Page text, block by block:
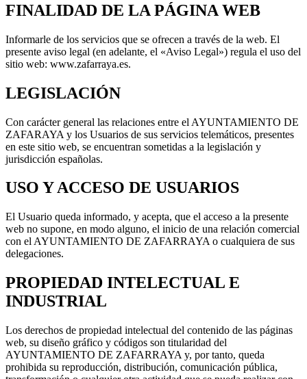
FINALIDAD DE LA PÁGINA WEB
Informarle de los servicios que se ofrecen a través de la web. El
presente aviso legal (en adelante, el «Aviso Legal») regula el uso del
sitio web: www.zafarraya.es.
LEGISLACIÓN
Con carácter general las relaciones entre el AYUNTAMIENTO DE
ZAFARAYA y los Usuarios de sus servicios telemáticos, presentes
en este sitio web, se encuentran sometidas a la legislación y
jurisdicción españolas.
USO Y ACCESO DE USUARIOS
El Usuario queda informado, y acepta, que el acceso a la presente
web no supone, en modo alguno, el inicio de una relación comercial
con el AYUNTAMIENTO DE ZAFARRAYA o cualquiera de sus
delegaciones.
PROPIEDAD INTELECTUAL E
INDUSTRIAL
Los derechos de propiedad intelectual del contenido de las páginas
web, su diseño gráfico y códigos son titularidad del
AYUNTAMIENTO DE ZAFARRAYA y, por tanto, queda
prohibida su reproducción, distribución, comunicación pública,